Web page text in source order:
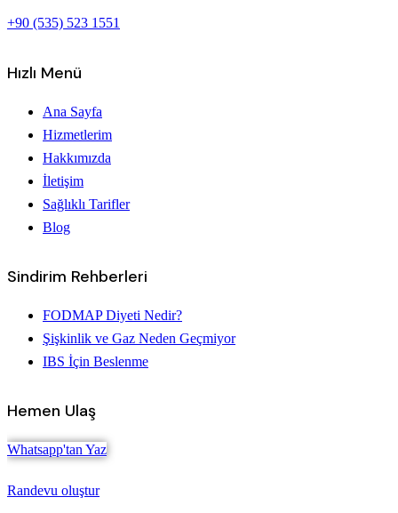
+90 (535) 523 1551
Hızlı Menü
Ana Sayfa
Hizmetlerim
Hakkımızda
İletişim
Sağlıklı Tarifler
Blog
Sindirim Rehberleri
FODMAP Diyeti Nedir?
Şişkinlik ve Gaz Neden Geçmiyor
IBS İçin Beslenme
Hemen Ulaş
Whatsapp'tan Yaz
Randevu oluştur